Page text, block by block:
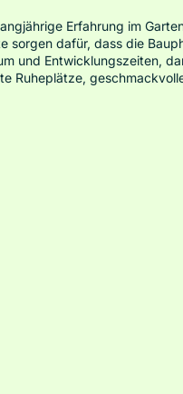
Erfahrung im
sorgen dafür, dass die
und Entwicklungszeiten,
Ruheplätze,